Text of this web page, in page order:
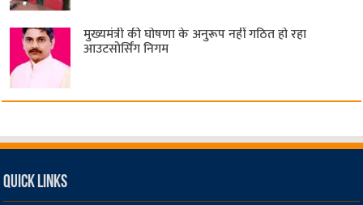
मुख्यमंत्री की घोषणा के अनुरूप नहीं गठित हो रहा
आउटसोर्सिंग निगम
Quick Links